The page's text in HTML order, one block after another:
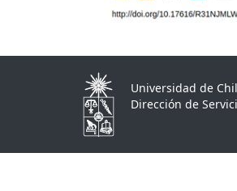
Universidad de
Dirección de